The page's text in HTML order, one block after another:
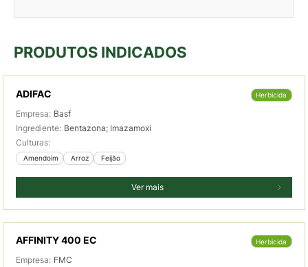
PRODUTOS INDICADOS
ADIFAC Herbicida
Empresa: Basf
Ingrediente: Bentazona; Imazamoxi
Culturas:
Amendoim Arroz Feijão
Ver mais
AFFINITY 400 EC Herbicida
Empresa: FMC